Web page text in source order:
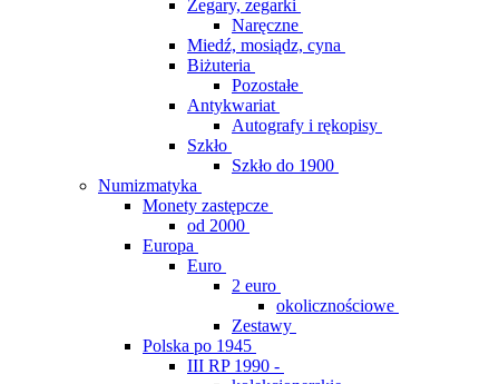
Zegary, zegarki
Naręczne
Miedź, mosiądz, cyna
Biżuteria
Pozostałe
Antykwariat
Autografy i rękopisy
Szkło
Szkło do 1900
Numizmatyka
Monety zastępcze
od 2000
Europa
Euro
2 euro
okolicznościowe
Zestawy
Polska po 1945
III RP 1990 -